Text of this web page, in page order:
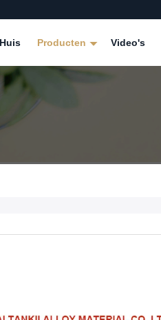
Huis Producten Video's